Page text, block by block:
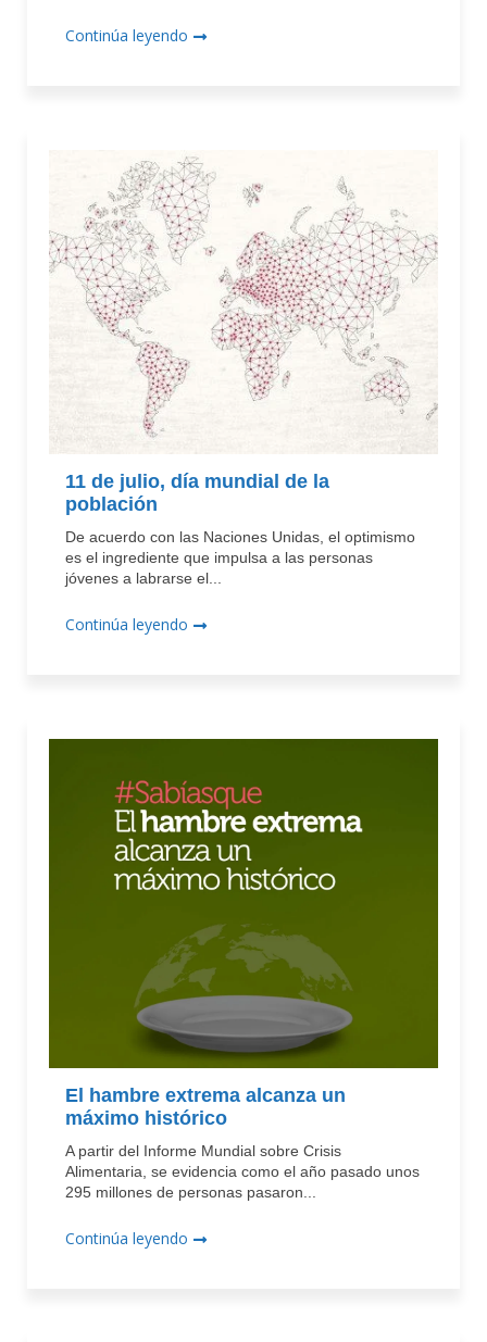
Continúa leyendo
11 de julio, día mundial de la
población
De acuerdo con las Naciones Unidas, el optimismo
es el ingrediente que impulsa a las personas
jóvenes a labrarse el...
Continúa leyendo
El hambre extrema alcanza un
máximo histórico
A partir del Informe Mundial sobre Crisis
Alimentaria, se evidencia como el año pasado unos
295 millones de personas pasaron...
Continúa leyendo